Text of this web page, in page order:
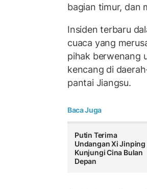
bagian timur, dan
Insiden terbaru
cuaca yang
pihak berwenang
kencang di
pantai Jiangsu.
Baca Juga
Putin Terima
Undangan Xi Jinping
Kunjungi Cina Bulan
Depan